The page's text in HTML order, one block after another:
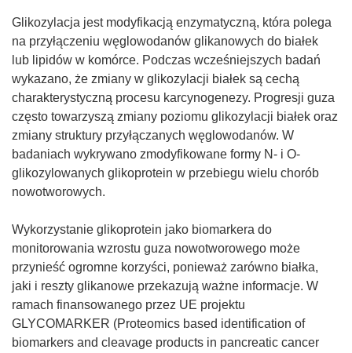
Glikozylacja jest modyfikacją enzymatyczną, która polega
na przyłączeniu węglowodanów glikanowych do białek
lub lipidów w komórce. Podczas wcześniejszych badań
wykazano, że zmiany w glikozylacji białek są cechą
charakterystyczną procesu karcynogenezy. Progresji guza
często towarzyszą zmiany poziomu glikozylacji białek oraz
zmiany struktury przyłączanych węglowodanów. W
badaniach wykrywano zmodyfikowane formy N- i O-
glikozylowanych glikoprotein w przebiegu wielu chorób
nowotworowych.
Wykorzystanie glikoprotein jako biomarkera do
monitorowania wzrostu guza nowotworowego może
przynieść ogromne korzyści, ponieważ zarówno białka,
jaki i reszty glikanowe przekazują ważne informacje. W
ramach finansowanego przez UE projektu
GLYCOMARKER (Proteomics based identification of
biomarkers and cleavage products in pancreatic cancer